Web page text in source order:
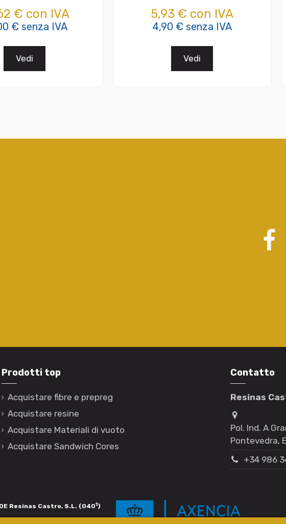
€ con IVA
€ senza IVA
Vedi
5,93 € con IVA
4,90 € senza IVA
Vedi
Prodotti top
Acquistare fibre e prepreg
Acquistare resine
Acquistare Materiali di vuoto
Acquistare Sandwich Cores
Contatto
Resinas
Pol. Ind. A
Pontevedra,
+34 986
DE Resinas Castro, S.L. (0401 )